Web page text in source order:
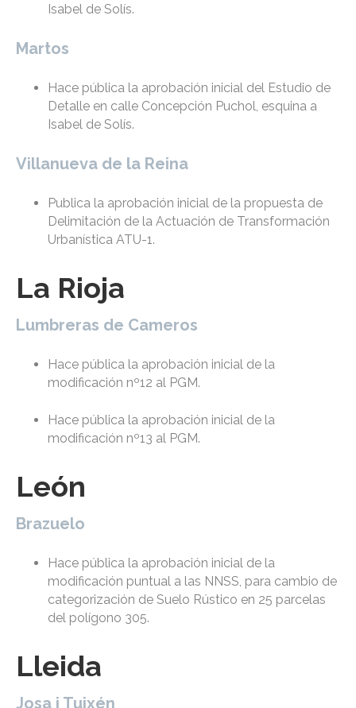
Isabel de Solís.
Martos
Hace pública la aprobación inicial del Estudio de
Detalle en calle Concepción Puchol, esquina a
Isabel de Solís.
Villanueva de la Reina
Publica la aprobación inicial de la propuesta de
Delimitación de la Actuación de Transformación
Urbanística ATU-1.
La Rioja
Lumbreras de Cameros
Hace pública la aprobación inicial de la
modificación nº12 al PGM.
Hace pública la aprobación inicial de la
modificación nº13 al PGM.
León
Brazuelo
Hace pública la aprobación inicial de la
modificación puntual a las NNSS, para cambio de
categorización de Suelo Rústico en 25 parcelas
del polígono 305.
Lleida
Josa i Tuixén